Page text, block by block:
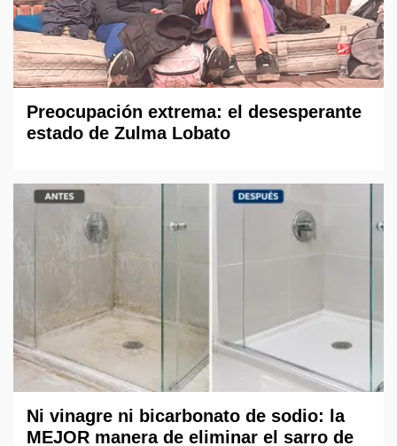
Preocupación extrema: el desesperante
estado de Zulma Lobato
Ni vinagre ni bicarbonato de sodio: la
MEJOR manera de eliminar el sarro de